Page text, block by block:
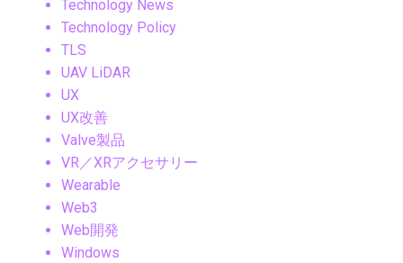
Technology News
Technology Policy
TLS
UAV LiDAR
UX
UX改善
Valve製品
VR／XRアクセサリー
Wearable
Web3
Web開発
Windows